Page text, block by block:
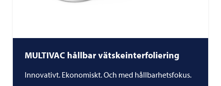
MULTIVAC hållbar vätskeinterfoliering
Innovativt. Ekonomiskt. Och med hållbarhetsfokus.